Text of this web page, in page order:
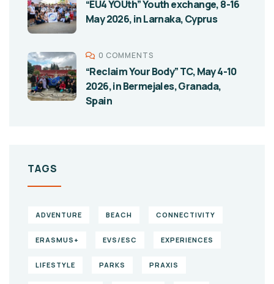
“EU4 YOUth” Youth exchange, 8-16
May 2026, in Larnaka, Cyprus
0 COMMENTS
“Reclaim Your Body” TC, May 4-10
2026, in Bermejales, Granada,
Spain
TAGS
ADVENTURE BEACH CONNECTIVITY
ERASMUS+ EVS/ESC EXPERIENCES
LIFESTYLE PARKS PRAXIS